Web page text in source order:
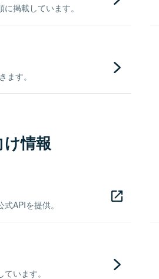
掲載しています。
す。
情報
APIを提供。
います。